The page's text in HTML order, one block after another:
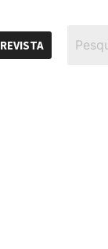
REVISTA